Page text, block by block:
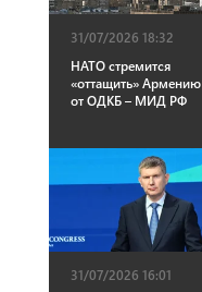
31/07/2026 18:32
НАТО стремится
«оттащить» Армению
от ОДКБ – МИД РФ
31/07/2026 16:01